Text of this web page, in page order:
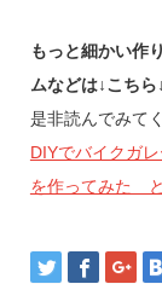
もっと細かい作
ムなどは↓こちら
是非読んでみて
DIYでバイクガ
を作ってみた